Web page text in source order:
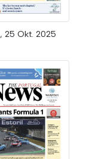
, 25 Okt. 2025